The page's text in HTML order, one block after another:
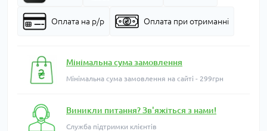
Оплата на р/р Оплата при отриманні
Мінімальна сума замовлення
Мінімальна сума замовлення на сайті - 299грн
Виникли питання? Зв'яжіться з нами!
Служба підтримки клієнтів